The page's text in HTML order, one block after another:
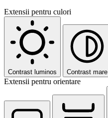
Extensii pentru culori
Contrast luminos Contrast mare
Extensii pentru orientare